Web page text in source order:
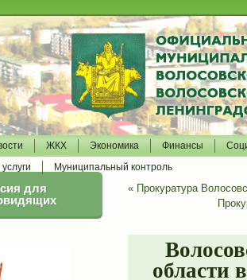
ЖКХ Экономика Финансы
Муниципальный контроль
для
« Прокуратура
области